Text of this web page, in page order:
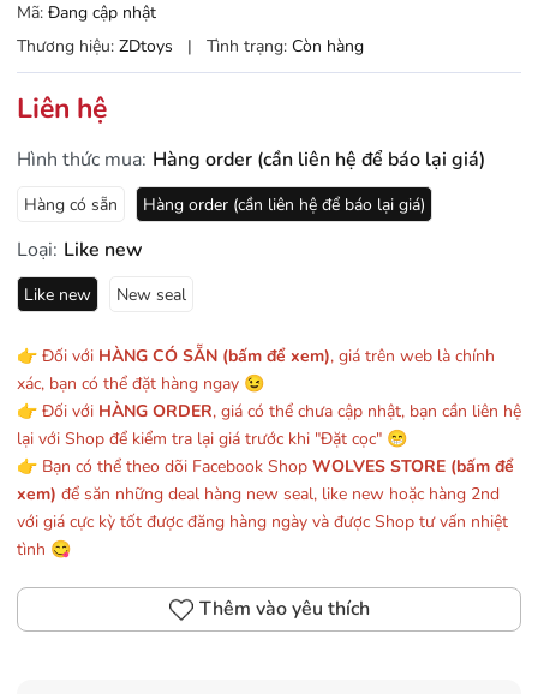
Mã: Đang cập nhật
Thương hiệu: ZDtoys | Tình trạng: Còn hàng
Liên hệ
Hình thức mua: Hàng order (cần liên hệ để báo lại giá)
Hàng có sẵn Hàng order (cần liên hệ để báo lại giá)
Loại: Like new
Like new New seal
👉 Đối với HÀNG CÓ SẴN (bấm để xem), giá trên web là chính
xác, bạn có thể đặt hàng ngay 😉
👉 Đối với HÀNG ORDER, giá có thể chưa cập nhật, bạn cần liên hệ
lại với Shop để kiểm tra lại giá trước khi "Đặt cọc" 😁
👉 Bạn có thể theo dõi Facebook Shop WOLVES STORE (bấm để
xem) để săn những deal hàng new seal, like new hoặc hàng 2nd
với giá cực kỳ tốt được đăng hàng ngày và được Shop tư vấn nhiệt
tình 😋
Thêm vào yêu thích